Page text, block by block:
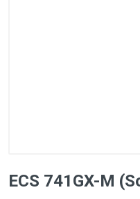
ECS 741GX-M